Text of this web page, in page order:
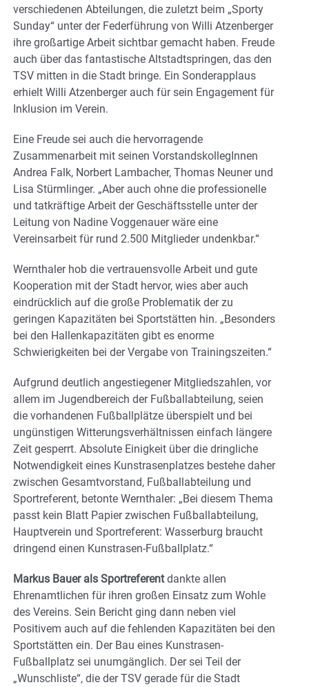
verschiedenen Abteilungen, die zuletzt beim „Sporty
Sunday“ unter der Federführung von Willi Atzenberger
ihre großartige Arbeit sichtbar gemacht haben. Freude
auch über das fantastische Altstadtspringen, das den
TSV mitten in die Stadt bringe. Ein Sonderapplaus
erhielt Willi Atzenberger auch für sein Engagement für
Inklusion im Verein.
Eine Freude sei auch die hervorragende
Zusammenarbeit mit seinen VorstandskollegInnen
Andrea Falk, Norbert Lambacher, Thomas Neuner und
Lisa Stürmlinger. „Aber auch ohne die professionelle
und tatkräftige Arbeit der Geschäftsstelle unter der
Leitung von Nadine Voggenauer wäre eine
Vereinsarbeit für rund 2.500 Mitglieder undenkbar.“
Wernthaler hob die vertrauensvolle Arbeit und gute
Kooperation mit der Stadt hervor, wies aber auch
eindrücklich auf die große Problematik der zu
geringen Kapazitäten bei Sportstätten hin. „Besonders
bei den Hallenkapazitäten gibt es enorme
Schwierigkeiten bei der Vergabe von Trainingszeiten.“
Aufgrund deutlich angestiegener Mitgliedszahlen, vor
allem im Jugendbereich der Fußballabteilung, seien
die vorhandenen Fußballplätze überspielt und bei
ungünstigen Witterungsverhältnissen einfach längere
Zeit gesperrt. Absolute Einigkeit über die dringliche
Notwendigkeit eines Kunstrasenplatzes bestehe daher
zwischen Gesamtvorstand, Fußballabteilung und
Sportreferent, betonte Wernthaler: „Bei diesem Thema
passt kein Blatt Papier zwischen Fußballabteilung,
Hauptverein und Sportreferent: Wasserburg braucht
dringend einen Kunstrasen-Fußballplatz.“
Markus Bauer als Sportreferentdankte allen
Ehrenamtlichen für ihren großen Einsatz zum Wohle
des Vereins. Sein Bericht ging dann neben viel
Positivem auch auf die fehlenden Kapazitäten bei den
Sportstätten ein. Der Bau eines Kunstrasen-
Fußballplatz sei unumgänglich. Der sei Teil der
„Wunschliste“, die der TSV gerade für die Stadt